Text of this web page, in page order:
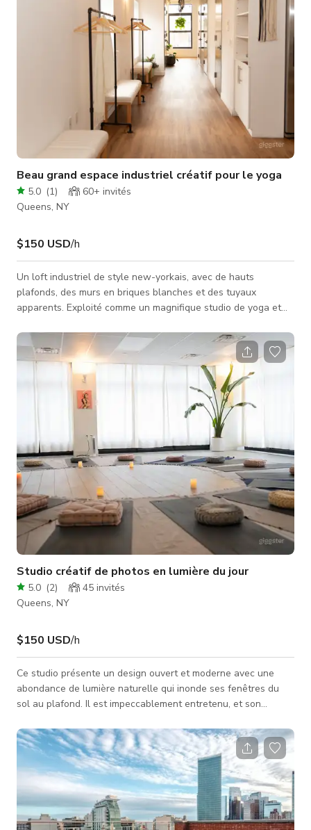
Beau grand espace industriel créatif pour le yoga
5.0 (1) 60+ invités
Queens, NY
$150 USD/h
Un loft industriel de style new-yorkais, avec de hauts
plafonds, des murs en briques blanches et des tuyaux
apparents. Exploité comme un magnifique studio de yoga et
sanctuaire spacieux sert à des usages multiples. Il dispose
d’un piano droit, de bols chantants, d’un gong et d’une
collection de guitares. Parfait pour les activités de bien-être,
les séances photo, les films, les événements spéciaux, les
Studio créatif de photos en lumière du jour
5.0 (2) 45 invités
Queens, NY
$150 USD/h
Ce studio présente un design ouvert et moderne avec une
abondance de lumière naturelle qui inonde ses fenêtres du
sol au plafond. Il est impeccablement entretenu, et son
pratique paisible de yoga et de méditation. Parfait pour des
séances photo, des tournages ou tout autre événement
créatif amusant. Nous demandons aimablement aux invités
d'enlever leurs chaussures avant d'entrer dans le studio
principal. Toutes les chaussur